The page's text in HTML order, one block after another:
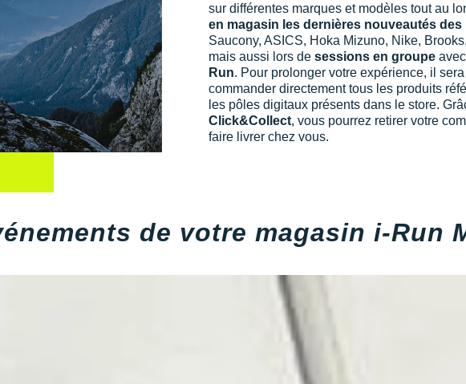
sur différentes marques et modèles tout au
en magasin les dernières nouveautés des
Saucony, ASICS, Hoka Mizuno, Nike,
mais aussi lors de sessions en groupe
Run. Pour prolonger votre expérience, il
commander directement tous les produits
les pôles digitaux présents dans le store.
Click&Collect, vous pourrez retirer votre
faire livrer chez vous.
de votre magasin i-Run